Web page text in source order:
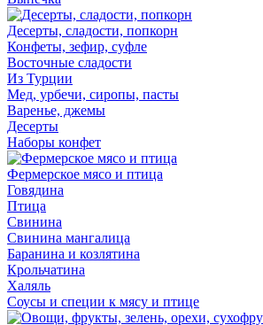
Десерты, сладости, попкорн
Конфеты, зефир, суфле
Восточные сладости
Из Турции
Мед, урбечи, сиропы, пасты
Варенье, джемы
Десерты
Наборы конфет
Фермерское мясо и птица
Говядина
Птица
Свинина
Свинина мангалица
Баранина и козлятина
Крольчатина
Халяль
Соусы и специи к мясу и птице